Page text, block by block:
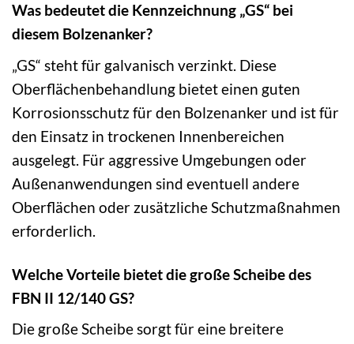
Was bedeutet die Kennzeichnung „GS“ bei
diesem Bolzenanker?
„GS“ steht für galvanisch verzinkt. Diese
Oberflächenbehandlung bietet einen guten
Korrosionsschutz für den Bolzenanker und ist für
den Einsatz in trockenen Innenbereichen
ausgelegt. Für aggressive Umgebungen oder
Außenanwendungen sind eventuell andere
Oberflächen oder zusätzliche Schutzmaßnahmen
erforderlich.
Welche Vorteile bietet die große Scheibe des
FBN II 12/140 GS?
Die große Scheibe sorgt für eine breitere